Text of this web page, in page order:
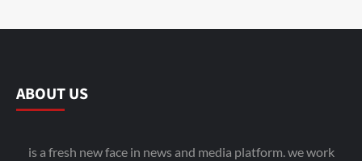
ABOUT US
is a fresh new face in news and media platform. we work